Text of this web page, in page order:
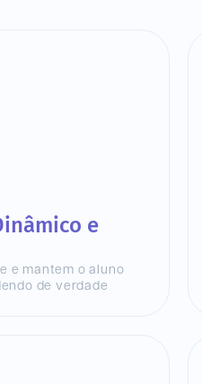
e
e mantem o aluno
de verdade